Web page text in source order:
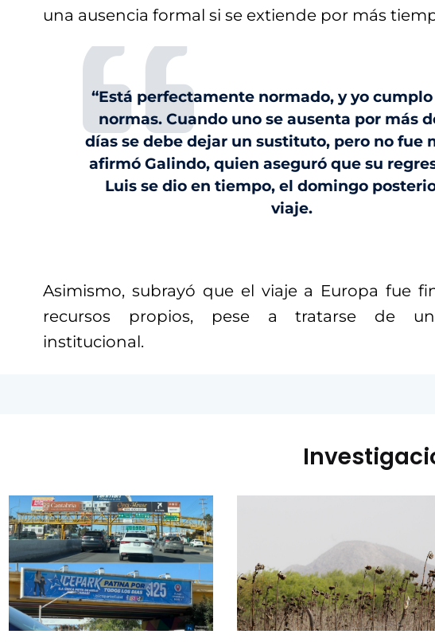
una ausencia formal si se extiende por más
“Está perfectamente normado, y yo
normas. Cuando uno se ausenta por más
días se debe dejar un sustituto, pero no fue
afirmó Galindo, quien aseguró que su
Luis se dio en tiempo, el domingo
viaje.
Asimismo, subrayó que el viaje a Europa fue
recursos propios, pese a tratarse de
institucional.